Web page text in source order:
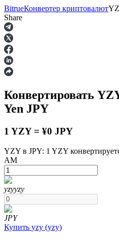
Фьючерсы
BitrueКонвертер криптовалют
Share
Конвертировать
Yen JPY
1 YZY = ¥0 JPY
YZY в JPY: 1 YZY
AM
yzyyzy
JPY
Купить yzy (yzy)